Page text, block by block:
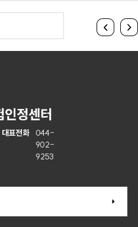
대표전화
044-
902-
9253